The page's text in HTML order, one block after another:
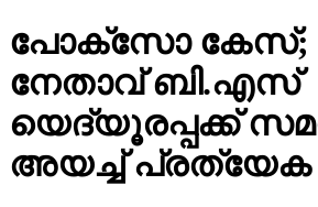
പോക്‌സോ കേസ്;
നേതാവ് ബി.എസ്
യെദ്യൂരപ്പക്ക്
അയച്ച് പ്രത്യേക